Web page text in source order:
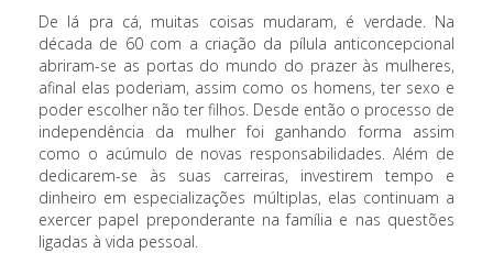
De lá pra cá, muitas coisas mudaram, é verdade. Na
década de 60 com a criação da pílula anticoncepcional
abriram-se as portas do mundo do prazer às mulheres,
afinal elas poderiam, assim como os homens, ter sexo e
poder escolher não ter filhos. Desde então o processo de
independência da mulher foi ganhando forma assim
como o acúmulo de novas responsabilidades. Além de
dedicarem-se às suas carreiras, investirem tempo e
dinheiro em especializações múltiplas, elas continuam a
exercer papel preponderante na família e nas questões
ligadas à vida pessoal.